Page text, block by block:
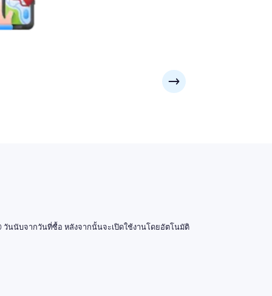
ทั้งสถานที่ท่องเที่ยวและเขตธุรกิจ ติดต่อกันไม่ว่าการเดิน
วันนับจากวันที่ซื้อ หลังจากนั้นจะเปิดใช้งานโดยอัตโนมัติ